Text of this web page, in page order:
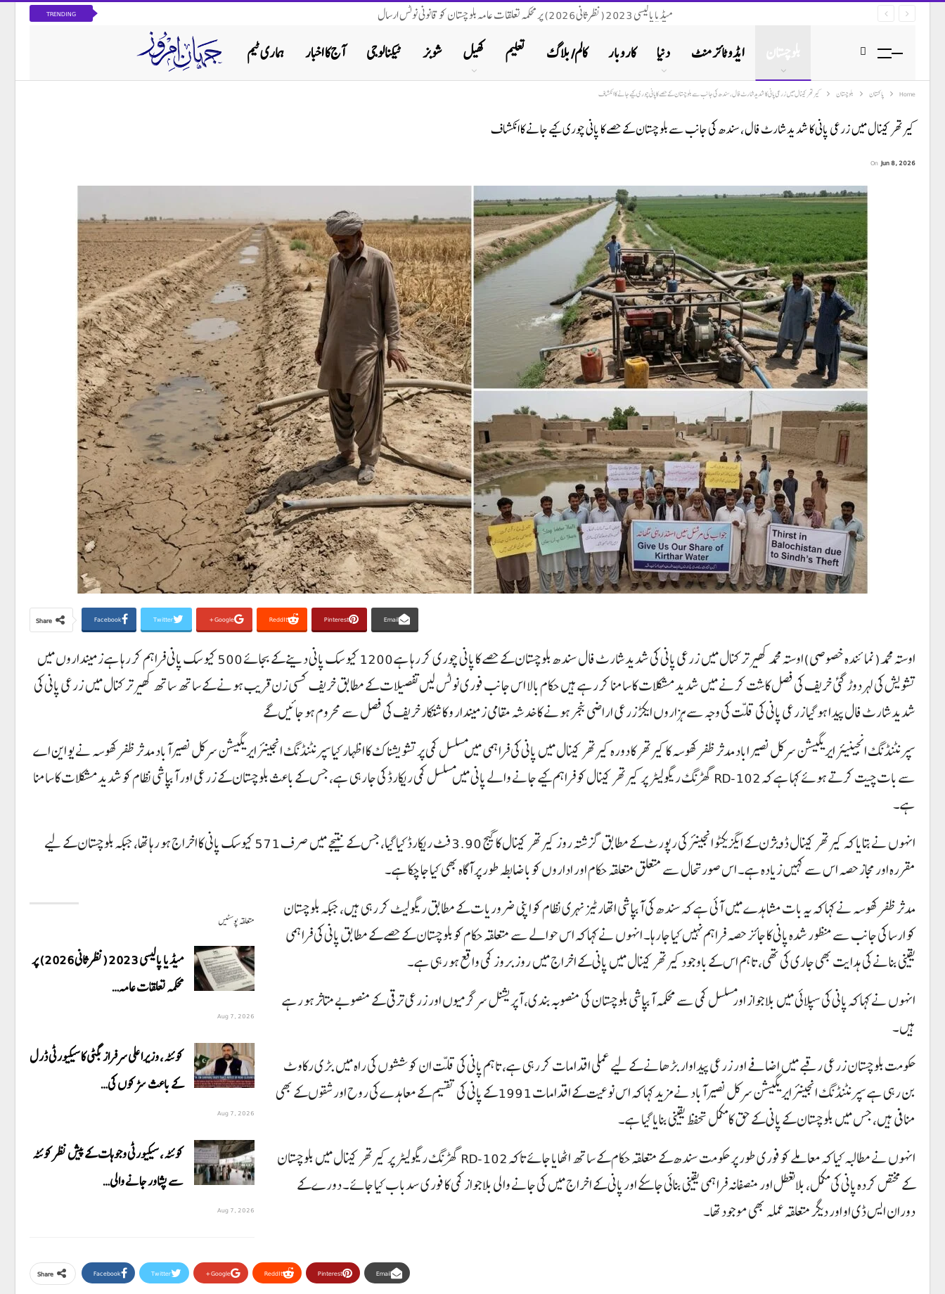
TRENDING میڈیا پالیسی 2023 (نظرثانی 2026) پر محکمہ تعلقات عامہ بلوچستان کو قانونی نوٹس ارسال
ہماری ٹیم آج کا اخبار ٹیکنالوجی شوبز کھیل تعلیم کالم/ بلاگ کاروبار دنیا ایڈوٹائزمنٹ
Home پاکستان بلوچستان کیرتھر کینال میں زرعی پانی کا شدید شارٹ فال، سندھ کی جانب سے بلوچستان کے حصے کا پانی چوری کیے جانے کا انکشاف
کیرتھر کینال میں زرعی پانی کا شدید شارٹ فال، سندھ کی جانب سے بلوچستان کے حصے کا پانی چوری کیے جانے کا انکشاف
On Jun 8, 2026
Share Facebook Twitter Google+ ReddIt Pinterest Email
اوستہ محمد(نمائندہ خصوصی)اوستہ محمد کھیر تر کنال میں زرعی پانی کی شدید شارٹ فال سندھ بلوچستان کے حصے کا پانی چوری کر رہا ہے 1200 کیو سک پانی دینے کے بجائے 500 کیو سک پانی فراہم کر رہا ہے زمینداروں میں
تشویش کی لہر دوڑ گئی خریف کی فصل کاشت کرنے میں شدید مشکلات کا سامنا کر رہے ہیں حکام بالا اس جانب فوری نوٹس لیں تفصیلات کے مطابق خریف کسی زن قریب ہونے کے ساتھ ساتھ کھیر تر کنال میں زرعی پانی کی
شدید شارٹ فال پیدا ہو گیا زرعی پانی کی قلت کی وجہ سے ہزاروں ایکڑ زرعی اراضی بنجر ہونے کا خدشہ مقامی زمیندار و کاشتکار خریف کی فصل سے محروم ہو جائیں گے
سپرنٹنڈنگ انجینیئر ایریگیشن سرکل نصیر اباد مدثر ظفر کھوسہ کا کیرتھر کا دورہ کیرتھر کینال میں پانی کی فراہمی میں مسلسل کمی پر تشویشناک کا اظہار کیاسپرنٹنڈنگ انجینئر ایریگیشن سرکل نصیرآباد مدثر ظفر کھوسہ نے یو این اے
سے بات چیت کرتے ہوئے کہا ہے کہ RD-102 گھڑنگ ریگولیٹر پر کیرتھر کینال کو فراہم کیے جانے والے پانی میں مسلسل کمی ریکارڈ کی جا رہی ہے، جس کے باعث بلوچستان کے زرعی اور آبپاشی نظام کو شدید مشکلات کا سامنا
ہے۔
انہوں نے بتایا کہ کیرتھر کینال ڈویژن کے ایگزیکٹو انجینئر کی رپورٹ کے مطابق گزشتہ روز کیرتھر کینال کا گیج 3.90 فٹ ریکارڈ کیا گیا، جس کے نتیجے میں صرف 571 کیوسک پانی کا اخراج ہو رہا تھا، جبکہ بلوچستان کے لیے
مقررہ اور مجاز حصہ اس سے کہیں زیادہ ہے۔ اس صورتحال سے متعلق متعلقہ حکام اور اداروں کو باضابطہ طور پر آگاہ بھی کیا جا چکا ہے۔
متعلقہ پوسٹیں
میڈیا پالیسی 2023 (نظرثانی 2026) پر
محکمہ تعلقات عامہ…
Aug 7, 2026
کوئٹہ، وزیراعلی سرفراز بگٹی کا سیکیورٹی ڈرل
کے باعث سڑکوں کی…
Aug 7, 2026
کوئٹہ، سیکیورٹی وجوہات کے پیش نظر کوئٹہ
سے پشاور جانے والی…
Aug 7, 2026
مدثر ظفر کھوسہ نے کہا کہ یہ بات مشاہدے میں آئی ہے کہ سندھ کی آبپاشی اتھارٹیز نہری نظام کو اپنی ضروریات کے مطابق ریگولیٹ کر رہی ہیں، جبکہ بلوچستان
کو ارسا کی جانب سے منظور شدہ پانی کا جائز حصہ فراہم نہیں کیا جا رہا۔ انہوں نے کہا کہ اس حوالے سے متعلقہ حکام کو بلوچستان کے حصے کے مطابق پانی کی فراہمی
یقینی بنانے کی ہدایت بھی جاری کی تھی، تاہم اس کے باوجود کیرتھر کینال میں پانی کے اخراج میں روز بروز کمی واقع ہو رہی ہے۔
انہوں نے کہا کہ پانی کی سپلائی میں بلاجواز اور مسلسل کمی سے محکمہ آبپاشی بلوچستان کی منصوبہ بندی، آپریشنل سرگرمیوں اور زرعی ترقی کے منصوبے متاثر ہو رہے
ہیں۔
حکومت بلوچستان زرعی رقبے میں اضافے اور زرعی پیداوار بڑھانے کے لیے عملی اقدامات کر رہی ہے، تاہم پانی کی قلت ان کوششوں کی راہ میں بڑی رکاوٹ
بن رہی ہے سپرنٹنڈنگ انجینئر ایریگیشن سرکل نصیرآباد نے مزید کہا کہ اس نوعیت کے اقدامات 1991 کے پانی کی تقسیم کے معاہدے کی روح اور شقوں کے بھی
منافی ہیں، جس میں بلوچستان کے پانی کے حق کا مکمل تحفظ یقینی بنایا گیا ہے۔
انہوں نے مطالبہ کیا کہ معاملے کو فوری طور پر حکومت سندھ کے متعلقہ حکام کے ساتھ اٹھایا جائے تاکہ RD-102 گھڑنگ ریگولیٹر پر کیرتھر کینال میں بلوچستان
کے مختص کردہ پانی کی مکمل، بلاتعطل اور منصفانہ فراہمی یقینی بنائی جا سکے اور پانی کے اخراج میں کی جانے والی بلاجواز کمی کا فوری سدباب کیا جائے۔ دورے کے
دوران ایس ڈی او اور دیگر متعلقہ عملہ بھی موجود تھا۔
Share Facebook Twitter Google+ ReddIt Pinterest Email